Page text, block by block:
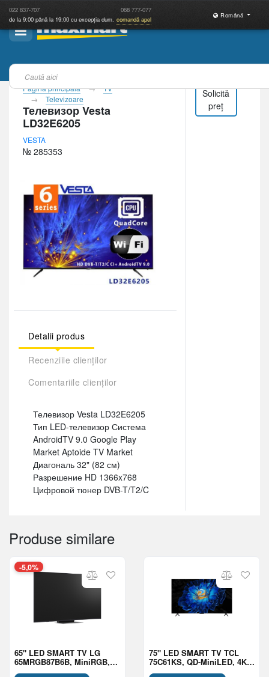
022 837-707 068 777-077
de la 9:00 până la 19:00 cu excepția dum. comandă apel
Română
Pagina principală
TV
Televizoare
Телевизор Vesta
LD32E6205
VESTA
№ 285353
Detalii produs
Recenziile clienților
Comentariile clienților
Телевизор Vesta LD32E6205
Тип LED-телевизор Система
AndroidTV 9.0 Google Play
Market Aptoide TV Market
Диагональ 32" (82 см)
Разрешение HD 1366x768
Цифровой тюнер DVB-T/T2/C
Solicită
preț
Produse similare
-5,0%
65" LED SMART TV LG
65MRGB87B6B, MiniRGB,
75" LED SMART TV TCL
75C61KS, QD-MiniLED, 4K